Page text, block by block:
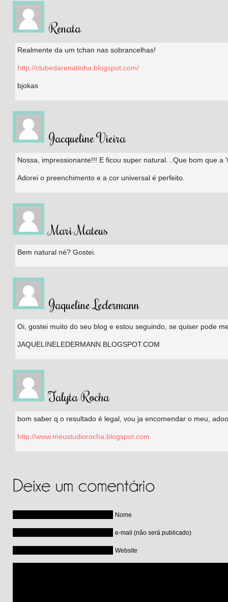
Renata
Realmente da um tchan nas sobrancelhas!
http://clubedarenatinha.blogspot.com/
bjokas
Jacqueline Vieira
Nossa, impressionante!!! E ficou super natural…Que bom que a
Adorei o preenchimento e a cor universal é perfeito.
Mari Mateus
Bem natural né? Gostei.
Jaqueline Ledermann
Oi, gostei muito do seu blog e estou seguindo, se quiser pode
JAQUELINELEDERMANN.BLOGSPOT.COM
Talyta Rocha
bom saber q o resultado é legal, vou ja encomendar o meu,
http://www.meustudiorocha.blogspot.com
Nome
e-mail (não será publicado)
Website